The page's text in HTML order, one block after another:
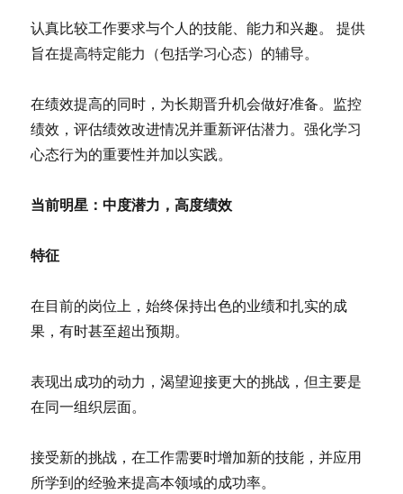
认真比较工作要求与个人的技能、能力和兴趣。 提供
旨在提高特定能力（包括学习心态）的辅导。
在绩效提高的同时，为长期晋升机会做好准备。监控
绩效，评估绩效改进情况并重新评估潜力。强化学习
心态行为的重要性并加以实践。
当前明星：中度潜力，高度绩效
特征
在目前的岗位上，始终保持出色的业绩和扎实的成
果，有时甚至超出预期。
表现出成功的动力，渴望迎接更大的挑战，但主要是
在同一组织层面。
接受新的挑战，在工作需要时增加新的技能，并应用
所学到的经验来提高本领域的成功率。